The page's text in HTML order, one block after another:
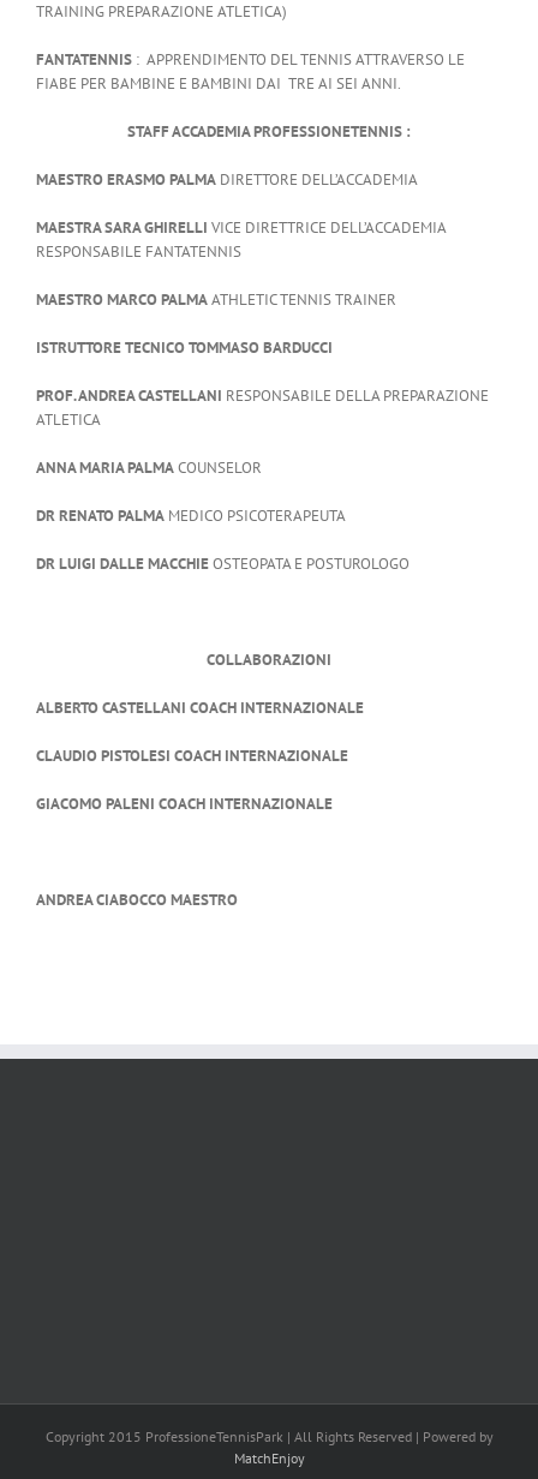
TRAINING PREPARAZIONE ATLETICA)
FANTATENNIS : APPRENDIMENTO DEL TENNIS ATTRAVERSO LE
FIABE PER BAMBINE E BAMBINI DAI TRE AI SEI ANNI.
STAFF ACCADEMIA PROFESSIONETENNIS :
MAESTROERASMO PALMA DIRETTORE DELL’ACCADEMIA
MAESTRA SARA GHIRELLI VICE DIRETTRICE DELL’ACCADEMIA
RESPONSABILE FANTATENNIS
MAESTROMARCO PALMAATHLETIC TENNIS TRAINER
ISTRUTTORE TECNICO TOMMASO BARDUCCI
PROF. ANDREA CASTELLANI RESPONSABILE DELLA PREPARAZIONE
ATLETICA
ANNAMARIA PALMACOUNSELOR
DR RENATO PALMA MEDICO PSICOTERAPEUTA
DR LUIGI DALLE MACCHIEOSTEOPATA E POSTUROLOGO
COLLABORAZIONI
ALBERTO CASTELLANI COACH INTERNAZIONALE
CLAUDIO PISTOLESI COACH INTERNAZIONALE
GIACOMO PALENI COACH INTERNAZIONALE
ANDREA CIABOCCO MAESTRO
Copyright 2015 ProfessioneTennisPark | All Rights Reserved | Powered by
MatchEnjoy